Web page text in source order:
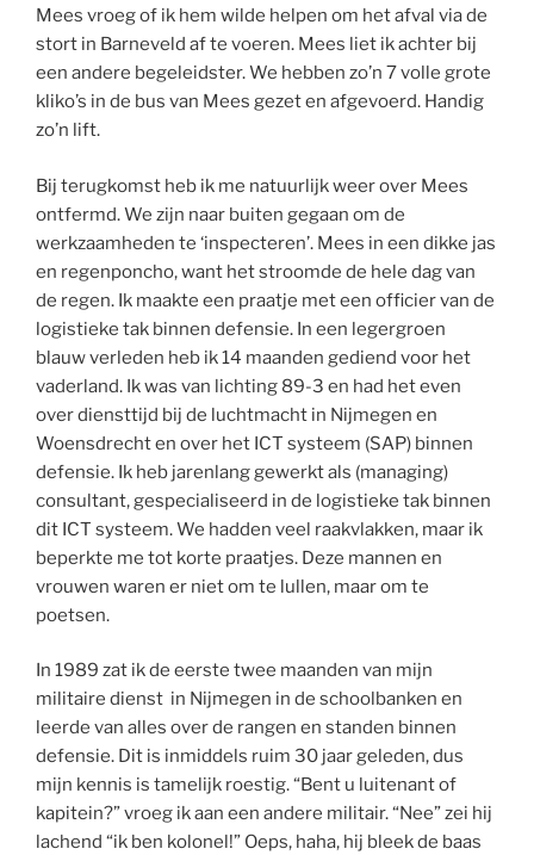
Mees vroeg of ik hem wilde helpen om het afval via de
stort in Barneveld af te voeren. Mees liet ik achter bij
een andere begeleidster. We hebben zo’n 7 volle grote
kliko’s in de bus van Mees gezet en afgevoerd. Handig
zo’n lift.
Bij terugkomst heb ik me natuurlijk weer over Mees
ontfermd. We zijn naar buiten gegaan om de
werkzaamheden te ‘inspecteren’. Mees in een dikke jas
en regenponcho, want het stroomde de hele dag van
de regen. Ik maakte een praatje met een officier van de
logistieke tak binnen defensie. In een legergroen
blauw verleden heb ik 14 maanden gediend voor het
vaderland. Ik was van lichting 89-3 en had het even
over diensttijd bij de luchtmacht in Nijmegen en
Woensdrecht en over het ICT systeem (SAP) binnen
defensie. Ik heb jarenlang gewerkt als (managing)
consultant, gespecialiseerd in de logistieke tak binnen
dit ICT systeem. We hadden veel raakvlakken, maar ik
beperkte me tot korte praatjes. Deze mannen en
vrouwen waren er niet om te lullen, maar om te
poetsen.
In 1989 zat ik de eerste twee maanden van mijn
militaire dienst in Nijmegen in de schoolbanken en
leerde van alles over de rangen en standen binnen
defensie. Dit is inmiddels ruim 30 jaar geleden, dus
mijn kennis is tamelijk roestig. “Bent u luitenant of
kapitein?” vroeg ik aan een andere militair. “Nee” zei hij
lachend “ik ben kolonel!” Oeps, haha, hij bleek de baas